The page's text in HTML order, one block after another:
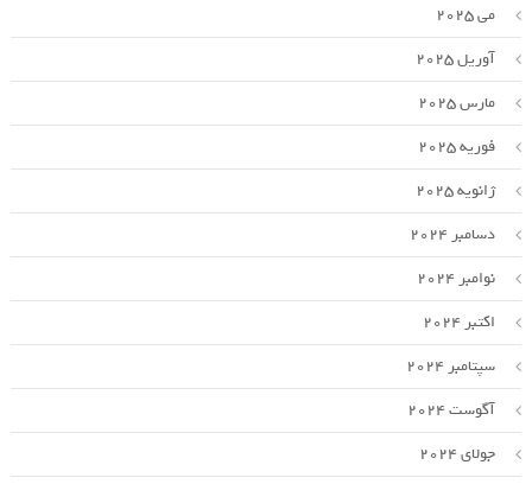
می 2025
آوریل 2025
مارس 2025
فوریه 2025
ژانویه 2025
دسامبر 2024
نوامبر 2024
اکتبر 2024
سپتامبر 2024
آگوست 2024
جولای 2024